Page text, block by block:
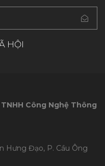
HỘI
Công Nghệ Thông
Hưng Đạo, P. Cầu Ông